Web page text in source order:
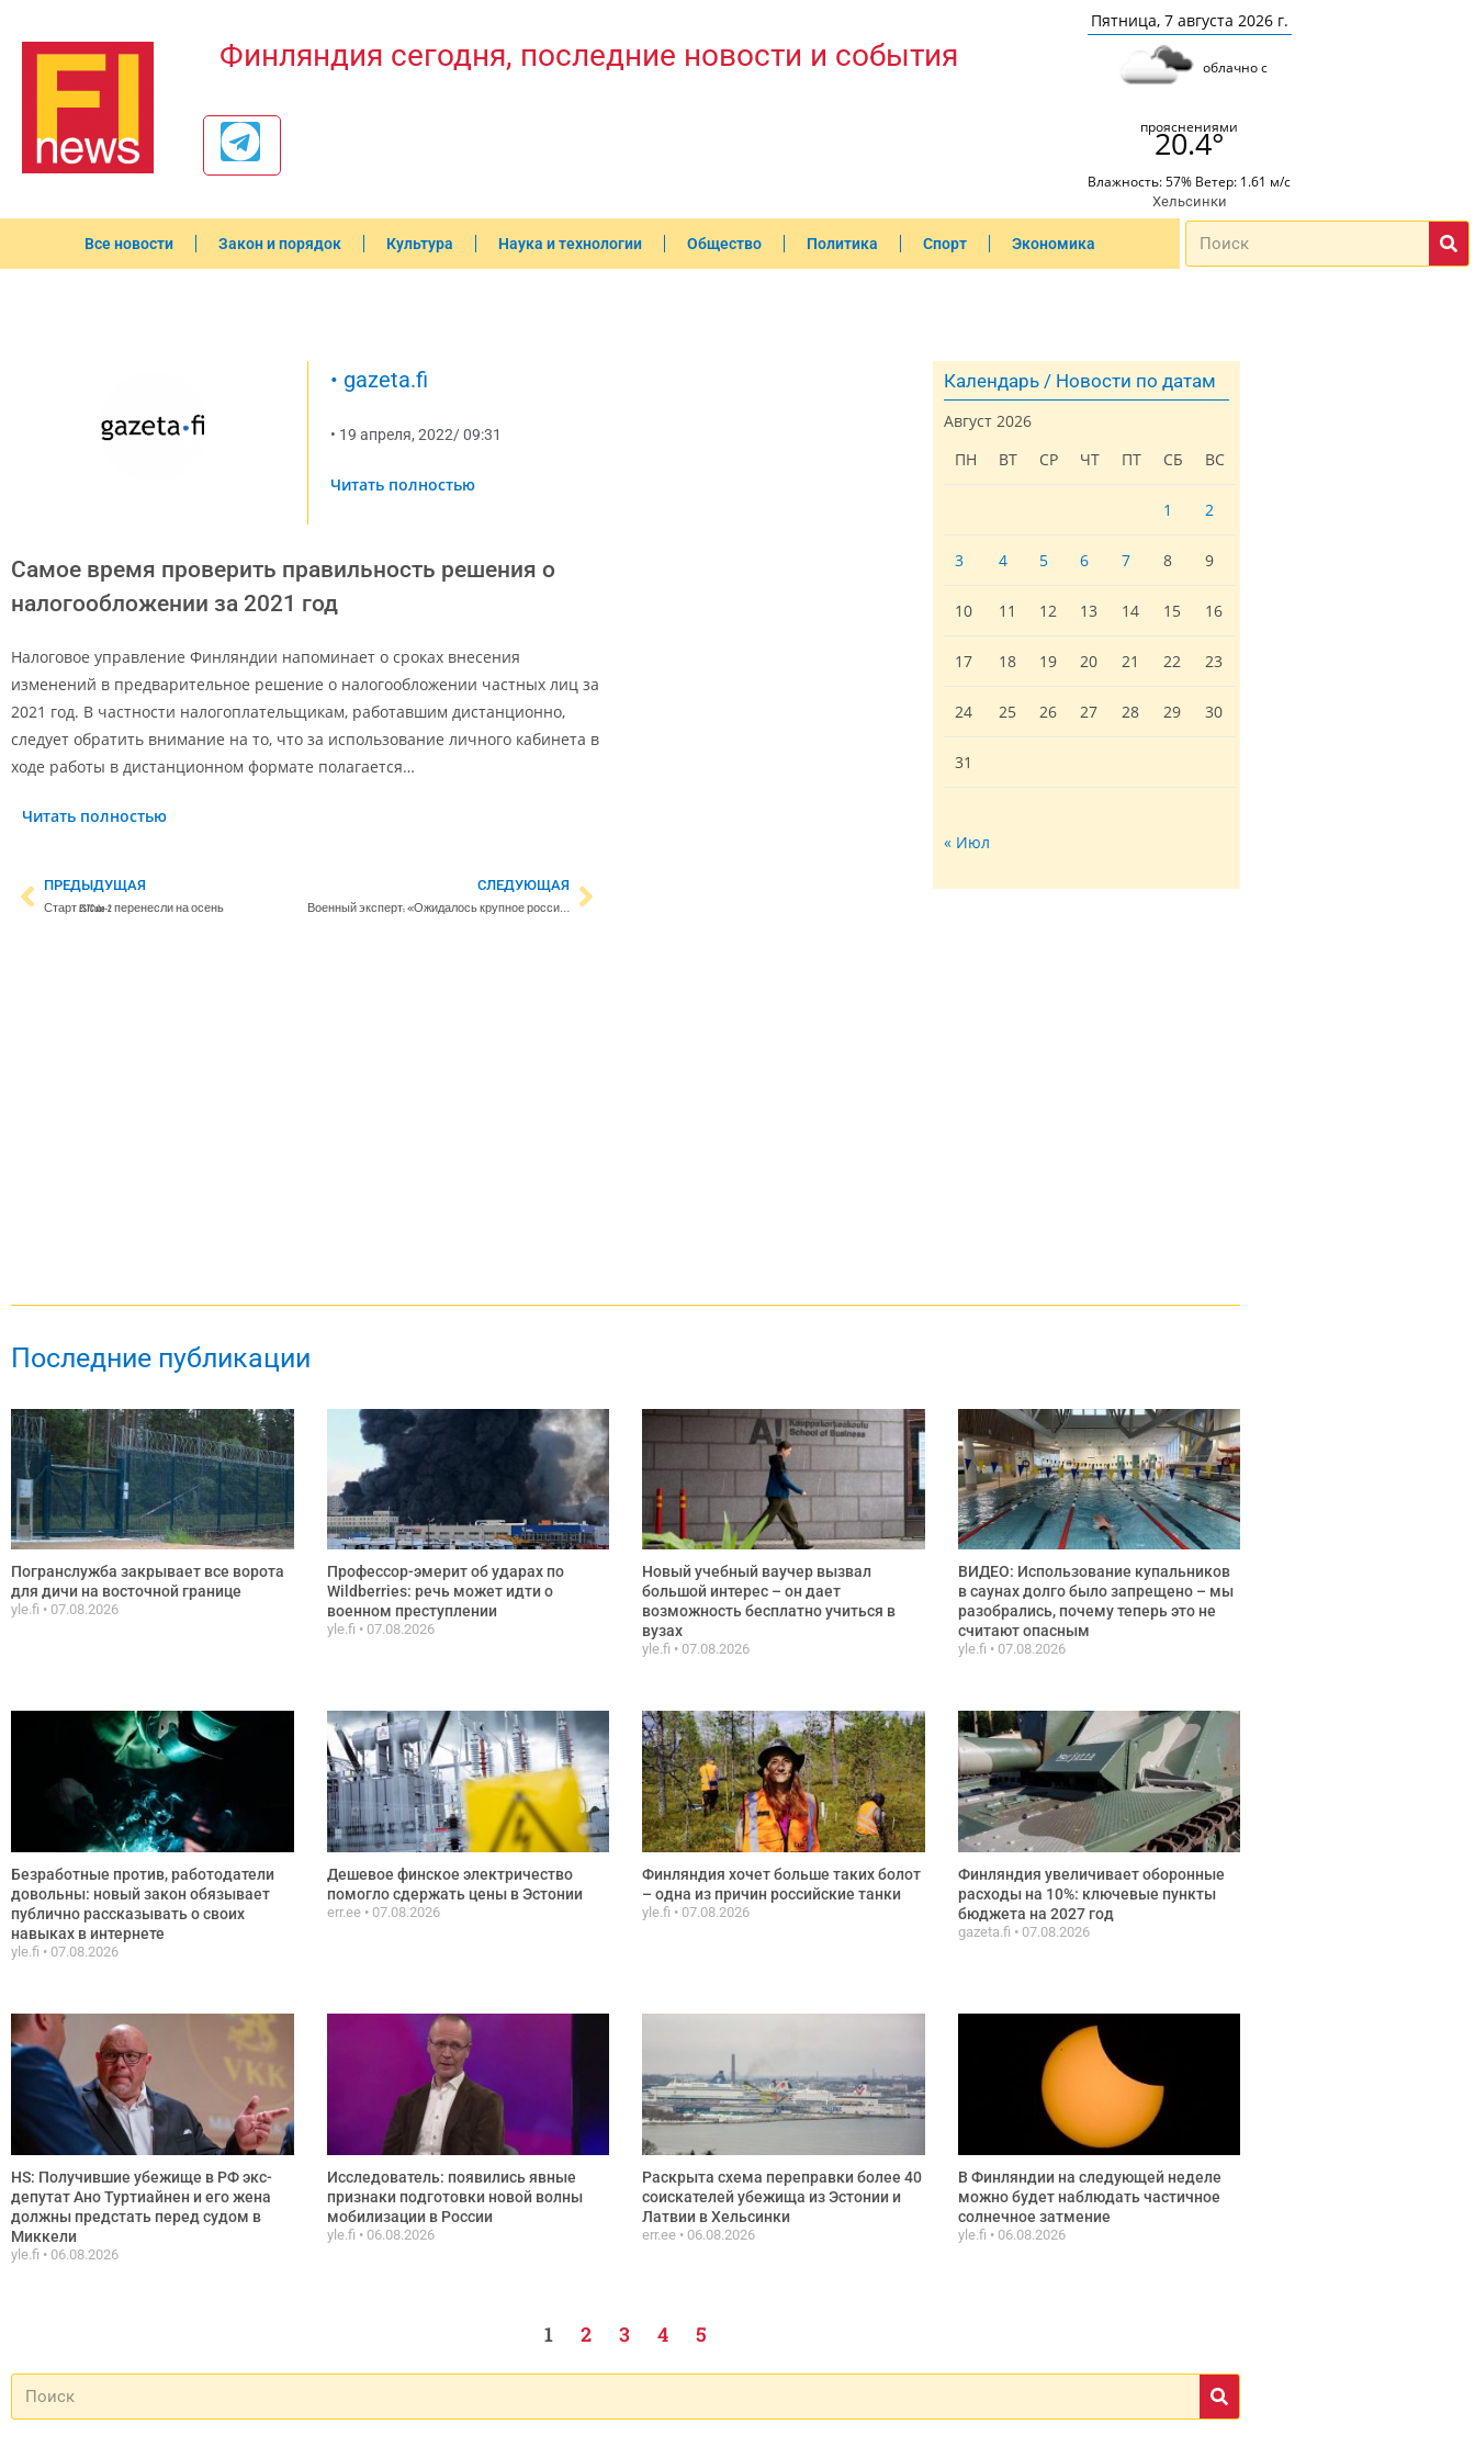
Финляндия сегодня, последние новости и события
Пятница, 7 августа 2026 г.
облачно с
прояснениями
20.4°
Влажность: 57% Ветер: 1.61 м/с
Хельсинки
Все новости Закон и порядок Культура Наука и технологии Общество Политика Спорт Экономика
• gazeta.fi
• 19 апреля, 2022/09:31
Читать полностью
Самое время проверить правильность решения о
налогообложении за 2021 год
Налоговое управление Финляндии напоминает о сроках внесения
изменений в предварительное решение о налогообложении частных лиц за
2021 год. В частности налогоплательщикам, работавшим дистанционно,
следует обратить внимание на то, что за использование личного кабинета в
ходе работы в дистанционном формате полагается…
Читать полностью
ПРЕДЫДУЩАЯ
Старт ESTCube-2 перенесли на осень
СЛЕДУЮЩАЯ
Военный эксперт: «Ожидалось крупное российское наступление, но его пока не видно»
Календарь / Новости по датам
Август 2026
ПН
ВТ СР ЧТ ПТ СБ ВС
1 2
3 4 5 6 7 8 9
10 11 12 13 14 15 16
17 18 19 20 21 22 23
24 25 26 27 28 29 30
31
« Июл
Последние публикации
Погранслужба закрывает все ворота
для дичи на восточной границе
yle.fi 07.08.2026
Профессор-эмерит об ударах по
Wildberries: речь может идти о
военном преступлении
yle.fi 07.08.2026
Новый учебный ваучер вызвал
большой интерес – он дает
возможность бесплатно учиться в
вузах
yle.fi 07.08.2026
ВИДЕО: Использование купальников
в саунах долго было запрещено – мы
разобрались, почему теперь это не
считают опасным
yle.fi 07.08.2026
Безработные против, работодатели
довольны: новый закон обязывает
публично рассказывать о своих
навыках в интернете
yle.fi 07.08.2026
Дешевое финское электричество
помогло сдержать цены в Эстонии
err.ee 07.08.2026
Финляндия хочет больше таких болот
– одна из причин российские танки
yle.fi 07.08.2026
Финляндия увеличивает оборонные
расходы на 10%: ключевые пункты
бюджета на 2027 год
gazeta.fi 07.08.2026
HS: Получившие убежище в РФ экс-
депутат Ано Туртиайнен и его жена
должны предстать перед судом в
Миккели
yle.fi 06.08.2026
Исследователь: появились явные
признаки подготовки новой волны
мобилизации в России
yle.fi 06.08.2026
Раскрыта схема переправки более 40
соискателей убежища из Эстонии и
Латвии в Хельсинки
err.ee 06.08.2026
В Финляндии на следующей неделе
можно будет наблюдать частичное
солнечное затмение
yle.fi 06.08.2026
1 2 3 4 5